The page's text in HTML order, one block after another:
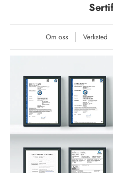
Om oss Verksted